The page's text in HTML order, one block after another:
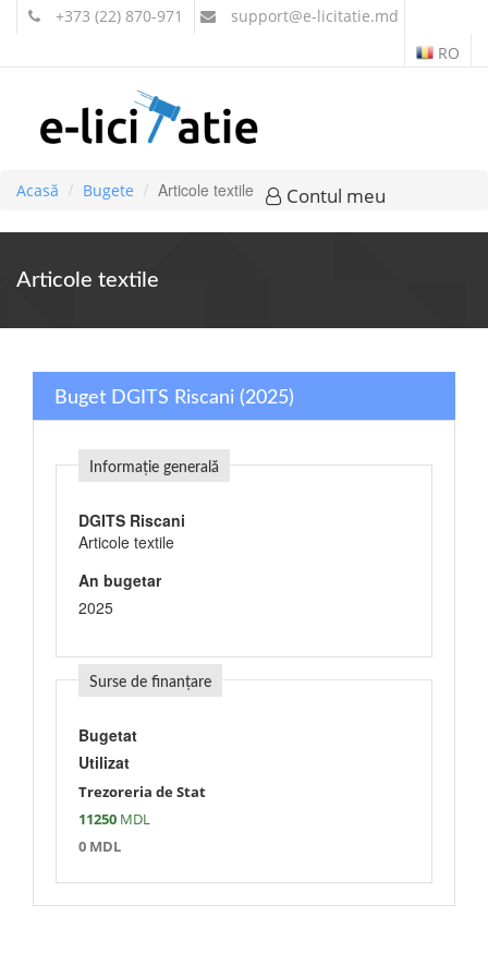
+373 (22) 870-971 support@e-licitatie.md
RO
Contul meu
Acasă Bugete Articole textile
Articole textile
Buget DGITS Riscani (2025)
Informație generală
DGITS Riscani
Articole textile
An bugetar
2025
Surse de finanțare
Bugetat
Utilizat
Trezoreria de Stat
11250 MDL
0 MDL